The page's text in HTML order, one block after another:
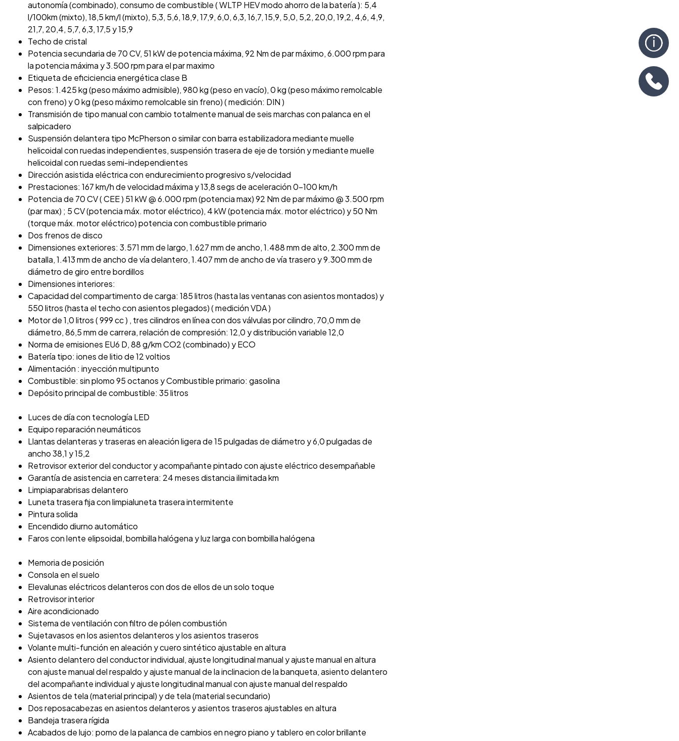
autonomía (combinado), consumo de combustible ( WLTP HEV modo ahorro de la batería ): 5,4
l/100km (mixto), 18,5 km/l (mixto), 5,3, 5,6, 18,9, 17,9, 6,0, 6,3, 16,7, 15,9, 5,0, 5,2, 20,0, 19,2, 4,6, 4,9,
21,7, 20,4, 5,7, 6,3, 17,5 y 15,9
Techo de cristal
Potencia secundaria de 70 CV, 51 kW de potencia máxima, 92 Nm de par máximo, 6.000 rpm para
la potencia máxima y 3.500 rpm para el par maximo
Etiqueta de eficiciencia energética clase B
Pesos: 1.425 kg (peso máximo admisible), 980 kg (peso en vacío), 0 kg (peso máximo remolcable
con freno) y 0 kg (peso máximo remolcable sin freno) ( medición: DIN )
Transmisión de tipo manual con cambio totalmente manual de seis marchas con palanca en el
salpicadero
Suspensión delantera tipo McPherson o similar con barra estabilizadora mediante muelle
helicoidal con ruedas independientes, suspensión trasera de eje de torsión y mediante muelle
helicoidal con ruedas semi-independientes
Dirección asistida eléctrica con endurecimiento progresivo s/velocidad
Prestaciones: 167 km/h de velocidad máxima y 13,8 segs de aceleración 0-100 km/h
Potencia de 70 CV ( CEE ) 51 kW @ 6.000 rpm (potencia max) 92 Nm de par máximo @ 3.500 rpm
(par max) ; 5 CV (potencia máx. motor eléctrico), 4 kW (potencia máx. motor eléctrico) y 50 Nm
(torque máx. motor eléctrico) potencia con combustible primario
Dos frenos de disco
Dimensiones exteriores: 3.571 mm de largo, 1.627 mm de ancho, 1.488 mm de alto, 2.300 mm de
batalla, 1.413 mm de ancho de vía delantero, 1.407 mm de ancho de vía trasero y 9.300 mm de
diámetro de giro entre bordillos
Dimensiones interiores:
Capacidad del compartimento de carga: 185 litros (hasta las ventanas con asientos montados) y
550 litros (hasta el techo con asientos plegados) ( medición VDA )
Motor de 1,0 litros ( 999 cc ) , tres cilindros en línea con dos válvulas por cilindro, 70,0 mm de
diámetro, 86,5 mm de carrera, relación de compresión: 12,0 y distribución variable 12,0
Norma de emisiones EU6 D, 88 g/km CO2 (combinado) y ECO
Batería tipo: iones de litio de 12 voltios
Alimentación : inyección multipunto
Combustible: sin plomo 95 octanos y Combustible primario: gasolina
Depósito principal de combustible: 35 litros
Luces de día con tecnología LED
Equipo reparación neumáticos
Llantas delanteras y traseras en aleación ligera de 15 pulgadas de diámetro y 6,0 pulgadas de
ancho 38,1 y 15,2
Retrovisor exterior del conductor y acompañante pintado con ajuste eléctrico desempañable
Garantía de asistencia en carretera: 24 meses distancia ilimitada km
Limpiaparabrisas delantero
Luneta trasera fija con limpialuneta trasera intermitente
Pintura solida
Encendido diurno automático
Faros con lente elipsoidal, bombilla halógena y luz larga con bombilla halógena
Memoria de posición
Consola en el suelo
Elevalunas eléctricos delanteros con dos de ellos de un solo toque
Retrovisor interior
Aire acondicionado
Sistema de ventilación con filtro de pólen combustión
Sujetavasos en los asientos delanteros y los asientos traseros
Volante multi-función en aleación y cuero sintético ajustable en altura
Asiento delantero del conductor individual, ajuste longitudinal manual y ajuste manual en altura
con ajuste manual del respaldo y ajuste manual de la inclinacion de la banqueta, asiento delantero
del acompañante individual y ajuste longitudinal manual con ajuste manual del respaldo
Asientos de tela (material principal) y de tela (material secundario)
Dos reposacabezas en asientos delanteros y asientos traseros ajustables en altura
Bandeja trasera rígida
Acabados de lujo: pomo de la palanca de cambios en negro piano y tablero en color brillante